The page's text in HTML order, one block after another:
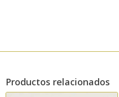
Productos relacionados